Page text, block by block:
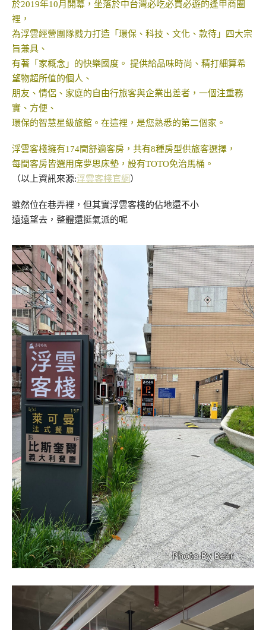
於2019年10月開幕，坐落於中台灣必吃必買必遊的逢甲商圈
裡，
為浮雲經營團隊戮力打造「環保、科技、文化、款待」四大宗
旨兼具、
有著「家概念」的快樂國度。 提供給品味時尚、精打細算希
望物超所值的個人、
朋友、情侶、家庭的自由行旅客與企業出差者，一個注重務
實、方便、
環保的智慧星級旅館。在這裡，是您熟悉的第二個家。
浮雲客棧擁有174間舒適客房，共有8種房型供旅客選擇，
每間客房皆選用席夢思床墊，設有TOTO免治馬桶。
（以上資訊來源:浮雲客棧官網 ）
雖然位在巷弄裡，但其實浮雲客棧的佔地還不小
遠遠望去，整體還挺氣派的呢